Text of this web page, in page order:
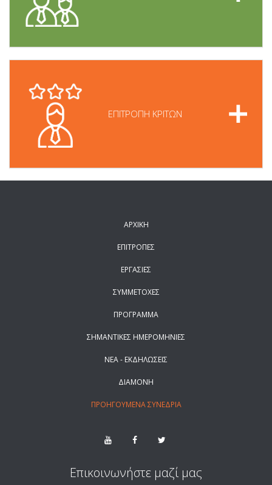
ΕΠΙΤΡΟΠΗ ΚΡΙΤΩΝ
ΑΡΧΙΚΗ
ΕΠΙΤΡΟΠΕΣ
ΕΡΓΑΣΙΕΣ
ΣΥΜΜΕΤΟΧΕΣ
ΠΡΟΓΡΑΜΜΑ
ΣΗΜΑΝΤΙΚΕΣ ΗΜΕΡΟΜΗΝΙΕΣ
ΝΕΑ - ΕΚΔΗΛΩΣΕΙΣ
ΔΙΑΜΟΝΗ
ΠΡΟΗΓΟΥΜΕΝΑ ΣΥΝΕΔΡΙΑ
Επικοινωνήστε μαζί μας